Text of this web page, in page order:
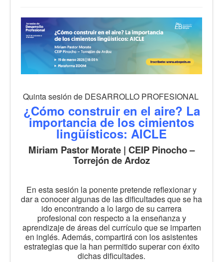
Quinta sesión de DESARROLLO PROFESIONAL
¿Cómo construir en el aire? La
importancia de los cimientos
lingüísticos: AICLE
Miriam Pastor Morate | CEIP Pinocho –
Torrejón de Ardoz
En esta sesión la ponente pretende reflexionar y
dar a conocer algunas de las dificultades que se ha
ido encontrando a lo largo de su carrera
profesional con respecto a la enseñanza y
aprendizaje de áreas del currículo que se imparten
en inglés. Además, compartirá con los asistentes
estrategias que la han permitido superar con éxito
dichas dificultades.